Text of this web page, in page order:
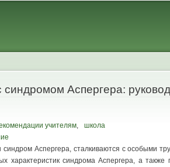
синдромом Аспергера:
учителям
школа
синдром Аспергера, сталкиваются с особыми
характеристик синдрома Аспергера, а